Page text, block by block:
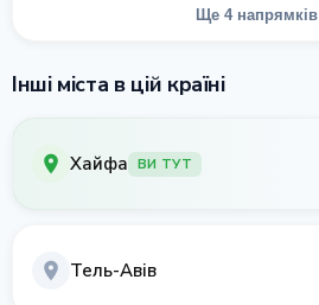
Ще 4 напрямків
Інші міста в цій країні
Хайфа ВИ ТУТ
Тель-Авів